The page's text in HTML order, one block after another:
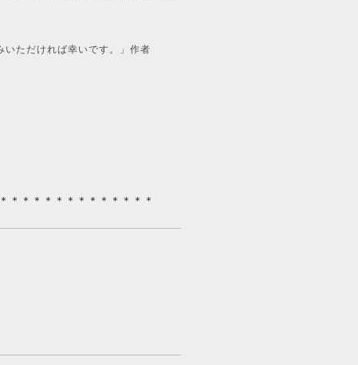
いただければ幸いです。」作者
＊＊＊＊＊＊＊＊＊＊＊＊＊